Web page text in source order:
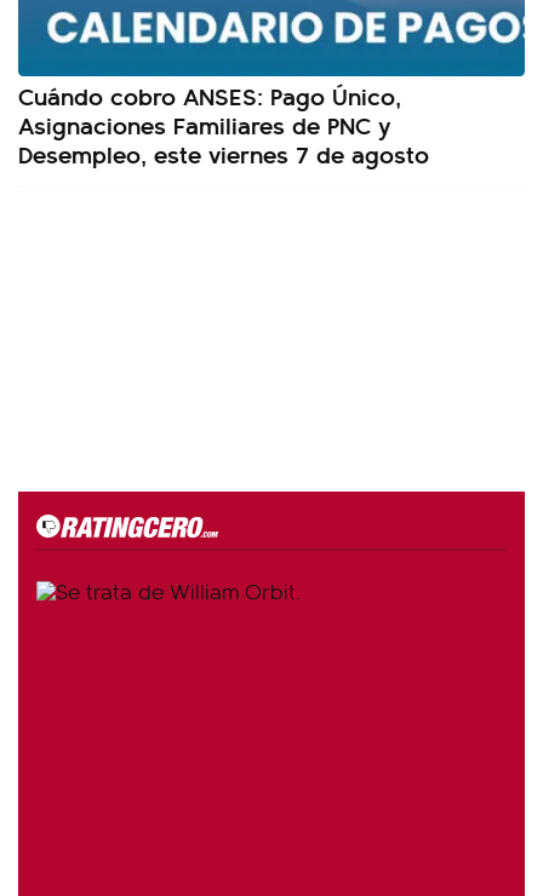
Cuándo cobro ANSES: Pago Único,
Asignaciones Familiares de PNC y
Desempleo, este viernes 7 de agosto